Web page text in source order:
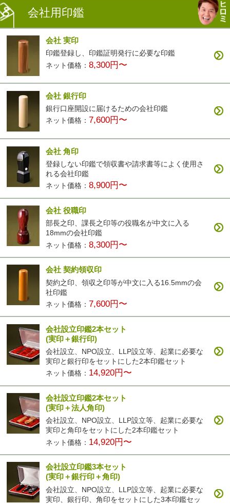
会社用印鑑
会社 実印
印鑑登録し、印鑑証明発行に必要な印鑑
ネット価格：8,300円〜
会社 銀行印
銀行口座開設に届けるための会社印鑑
ネット価格： 7,600円〜
会社 角印
登録しない印鑑で領収書や請求書等によく使用さ
れる会社印鑑
ネット価格：8,900円〜
会社 役職印
部長之印、課長之印等の役職名が中文に入る
18mmの会社印鑑
ネット価格：8,300円〜
会社 契約領収印
契約之印、領収之印等が中文に入る16.5mmの会
社印鑑
ネット価格： 7,600円〜
会社設立印鑑2本セット
(実印＋銀行印)
会社設立、NPO設立、LLP設立等、起業に必要な
実印と銀行印をセットにした2本印鑑セット
ネット価格： 14,920円〜
会社設立印鑑2本セット
(実印＋法人角印)
会社設立、NPO設立、LLP設立等、起業に必要な
実印と角印をセットにした2本印鑑セット
ネット価格： 14,920円〜
会社設立印鑑3本セット
(実印＋銀行印＋角印)
会社設立、NPO設立、LLP設立等、起業に必要な
実印、銀行印、角印をセットにした3本印鑑セッ